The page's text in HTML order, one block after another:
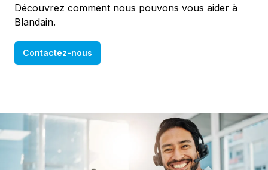
Découvrez comment nous pouvons vous aider à
Blandain.
Contactez-nous